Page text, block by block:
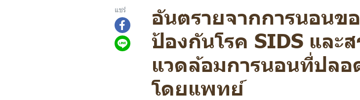
แชร์
อันตรายจากการนอนข
ป้องกันโรค SIDS และ
แวดล้อมการนอนที่ปล
โดยแพทย์